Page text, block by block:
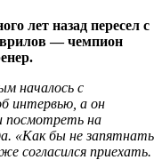
лет назад пересел с
— чемпион
началось с
интервью, а он
посмотреть на
«Как бы не запятнать
согласился приехать.